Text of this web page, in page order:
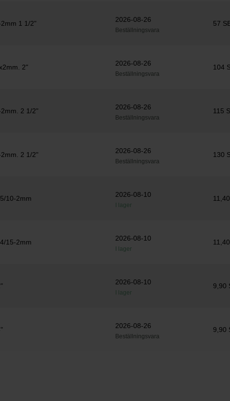
1 1/2" 2026-08-26
Beställningsvara
57
2" 2026-08-26
Beställningsvara
104
2 1/2" 2026-08-26
Beställningsvara
115
2 1/2" 2026-08-26
Beställningsvara
130
10-2mm 2026-08-10
I lager
15-2mm 2026-08-10
I lager
2026-08-10
I lager
9,90
2026-08-26
Beställningsvara
9,90